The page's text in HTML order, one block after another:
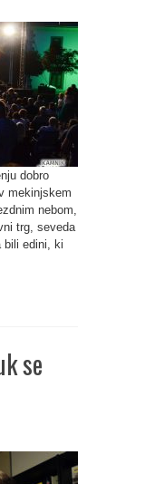
dobro
mekinjskem
nebom,
trg, seveda
bili edini, ki
se